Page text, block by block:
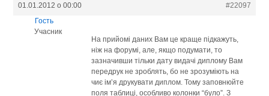
01.01.2012 о 00:00
#22097
Гость
Учасник
На прийомі даних Вам це краще підкажуть,
ніж на форумі, але, якщо подумати, то
зазначивши тільки дату видачі диплому Вам
передрук не зроблять, бо не зрозуміють на
чиє ім’я друкувати диплом. Тому заповнюйте
поля таблиці, особливо колонки “було”. З